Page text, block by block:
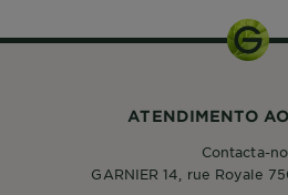
ATENDIMENTO
Contacta-
GARNIER 14, rue Royale